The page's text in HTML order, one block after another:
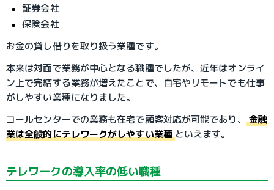
証券会社
保険会社
お金の貸し借りを取り扱う業種です。
本来は対面で業務が中心となる職種でしたが、近年はオンライ
ン上で完結する業務が増えたことで、自宅やリモートでも仕事
がしやすい業種になりました。
コールセンターでの業務も在宅で顧客対応が可能であり、
金融
業は全般的にテレワークがしやすい業種といえます。
テレワークの導入率の低い職種